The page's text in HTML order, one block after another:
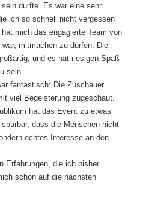
durfte. Es war eine sehr
ich so schnell nicht vergessen
mich das engagierte Team von
mitmachen zu dürfen. Die
und es hat riesigen Spaß
sein.
fantastisch: Die Zuschauer
viel Begeisterung zugeschaut.
hat das Event zu etwas
dass die Menschen nicht
echtes Interesse an den
Erfahrungen, die ich bisher
schon auf die nächsten